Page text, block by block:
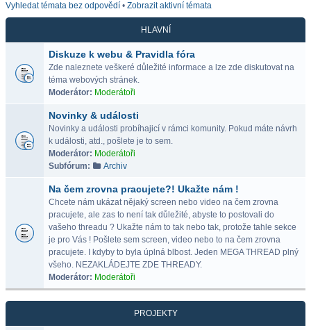
Vyhledat témata bez odpovědí • Zobrazit aktivní témata
HLAVNÍ
Diskuze k webu & Pravidla fóra
Zde naleznete veškeré důležité informace a lze zde diskutovat na
téma webových stránek.
Moderátor: Moderátoři
Novinky & události
Novinky a události probíhajicí v rámci komunity. Pokud máte návrh
k události, atd., pošlete je to sem.
Moderátor: Moderátoři
Subfórum:
Archiv
Na čem zrovna pracujete?! Ukažte nám !
Chcete nám ukázat nějaký screen nebo video na čem zrovna
pracujete, ale zas to není tak důležité, abyste to postovali do
vašeho threadu ? Ukažte nám to tak nebo tak, protože tahle sekce
je pro Vás ! Pošlete sem screen, video nebo to na čem zrovna
pracujete. I kdyby to byla úplná blbost. Jeden MEGA THREAD plný
všeho. NEZAKLÁDEJTE ZDE THREADY.
Moderátor: Moderátoři
PROJEKTY